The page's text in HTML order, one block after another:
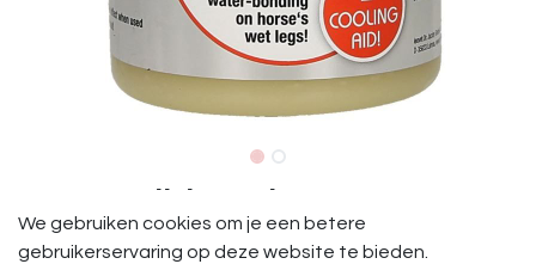
Leovet Cellsius Gel
Leovet Cellsius Gel 600 ml.
We gebruiken cookies om je een betere
gebruikerservaring op deze website te bieden.